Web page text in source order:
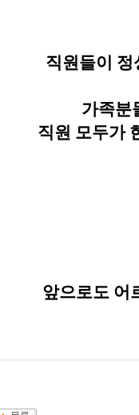
직원들이 정
가족분
직원 모두가
앞으로도 어